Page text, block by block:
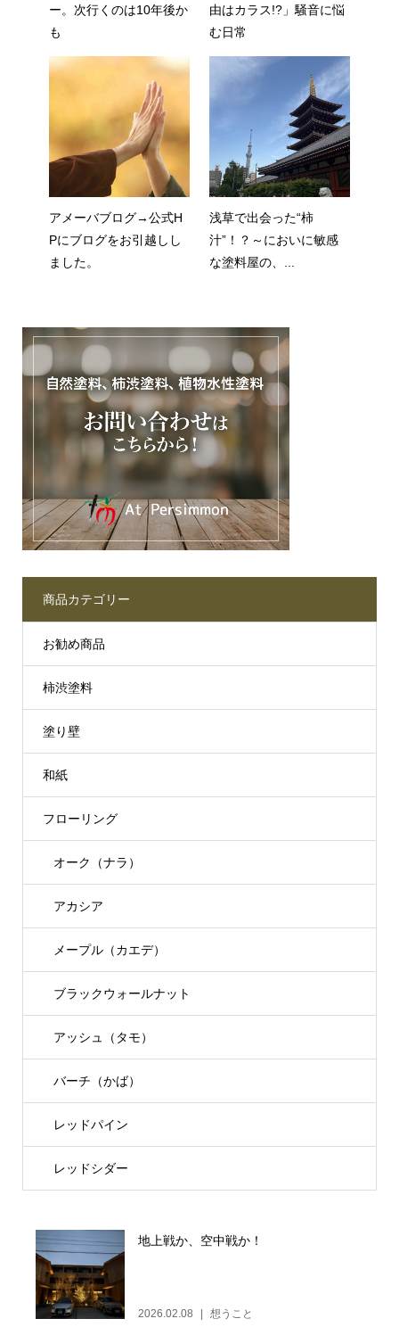
ー。次行くのは10年後か
も
由はカラス!?」騒音に悩
む日常
アメーバブログ→公式H
Pにブログをお引越しし
ました。
浅草で出会った“柿
汁”！？～においに敏感
な塗料屋の、...
商品カテゴリー
お勧め商品
柿渋塗料
塗り壁
和紙
フローリング
オーク（ナラ）
アカシア
メープル（カエデ）
ブラックウォールナット
アッシュ（タモ）
バーチ（かば）
レッドパイン
レッドシダー
地上戦か、空中戦か！
2026.02.08 想うこと